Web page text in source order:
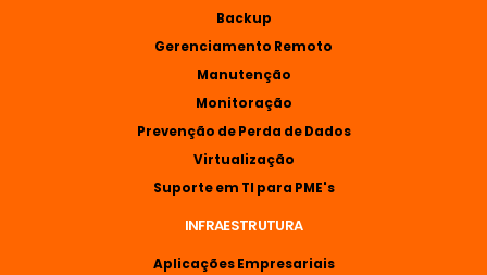
Backup
Gerenciamento Remoto
Manutenção
Monitoração
Prevenção de Perda de Dados
Virtualização
Suporte em TI para PME's
INFRAESTRUTURA
Aplicações Empresariais